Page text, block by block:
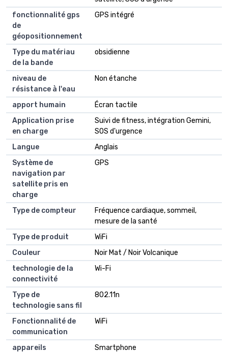
fonctionnalité gps
de
géopositionnement
GPS intégré
Type du matériau
de la bande
obsidienne
niveau de
résistance à l'eau
Non étanche
apport humain
Écran tactile
Application prise
en charge
Suivi de fitness, intégration Gemini,
SOS d'urgence
Langue
Anglais
Système de
navigation par
satellite pris en
charge
GPS
Type de compteur
Fréquence cardiaque, sommeil,
mesure de la santé
Type de produit
WiFi
Couleur
Noir Mat / Noir Volcanique
technologie de la
connectivité
Wi-Fi
Type de
technologie sans fil
802.11n
Fonctionnalité de
communication
WiFi
appareils
Smartphone